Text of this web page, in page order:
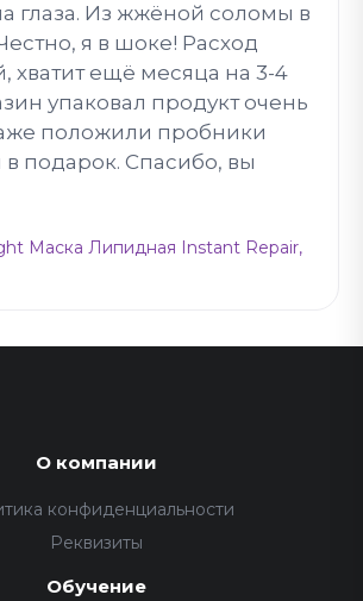
глаза. Из жжёной соломы в
я в шоке! Расход
хватит ещё месяца на 3-4
упаковал продукт очень
положили пробники
подарок. Спасибо, вы
Маска Липидная Instant Repair,
О компании
конфиденциальности
Реквизиты
Обучение